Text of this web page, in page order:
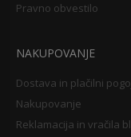
Pravno obvestilo
NAKUPOVANJE
Dostava in plačilni
Nakupovanje
Reklamacija in vračila